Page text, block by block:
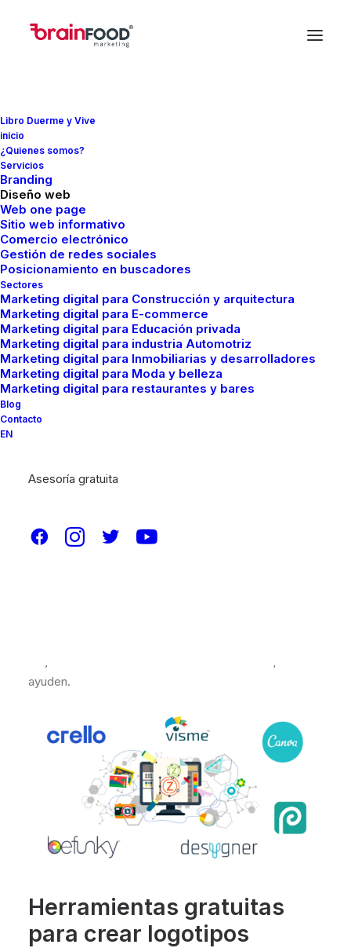
Libro Duerme y Vive
inicio
¿Quienes somos?
Servicios
Branding
Diseño web
Web one page
Sitio web informativo
Comercio electrónico
Gestión de redes sociales
Posicionamiento en buscadores
Sectores
Marketing digital para Construcción y arquitectura
Marketing digital para E-commerce
Marketing digital para Educación privada
Marketing digital para industria Automotriz
Marketing digital para Inmobiliarias y desarrolladores
Marketing digital para Moda y belleza
Marketing digital para restaurantes y bares
Blog
Contacto
EN
Asesoría gratuita
In
Herramientas gratuitas
para crear logotipos
FMCreador
ayuden.
Herramientas gratuitas
para crear logotipos